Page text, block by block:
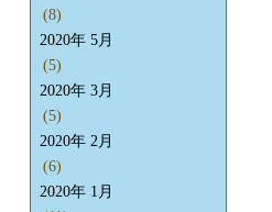
(8)
2020年 5月
(5)
2020年 3月
(5)
2020年 2月
(6)
2020年 1月